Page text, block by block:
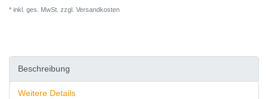
* inkl. ges. MwSt. zzgl. Versandkosten
Beschreibung
Weitere Details